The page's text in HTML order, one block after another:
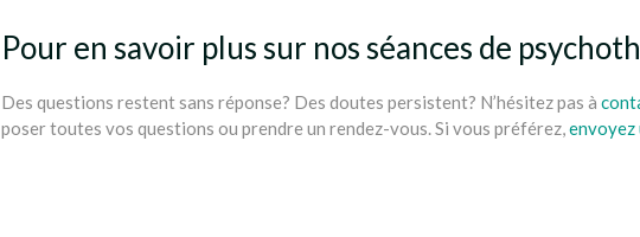
Pour en savoir plus sur nos séances de
Des questions restent sans réponse? Des doutes persistent? N’hésitez pas à
poser toutes vos questions ou prendre un rendez-vous. Si vous préférez,envoyez